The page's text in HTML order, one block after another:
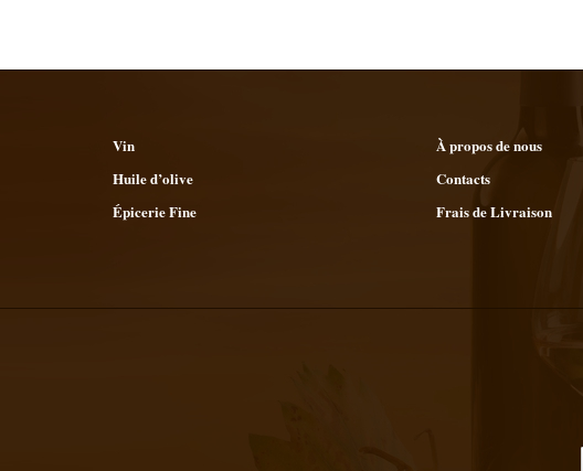
Vin
Huile d’olive
Épicerie Fine
À propos de nous
Contacts
Frais de Livraison